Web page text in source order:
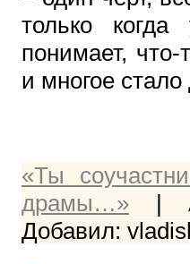
только
понимает,
и многое
«Ты
драмы…» |
Добавил: